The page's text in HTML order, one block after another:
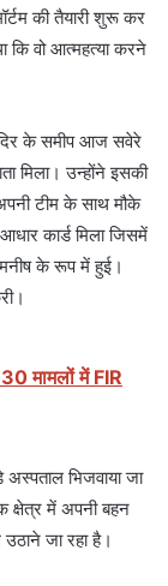
की तैयारी शुरू कर
कि वो आत्महत्या करने
के समीप आज सवेरे
मिला। उन्होंने इसकी
टीम के साथ मौके
कार्ड मिला जिसमें
मनीष के रूप में हुई।
मामलों में FIR
भिजवाया जा
क्षेत्र में अपनी बहन
जा रहा है।